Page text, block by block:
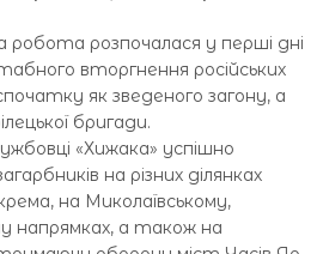
робота розпочалася у перші дні
вторгнення російських
як зведеного загону, а
бригади.
«Хижака» успішно
на різних ділянках
на Миколаївському,
напрямках, а також на